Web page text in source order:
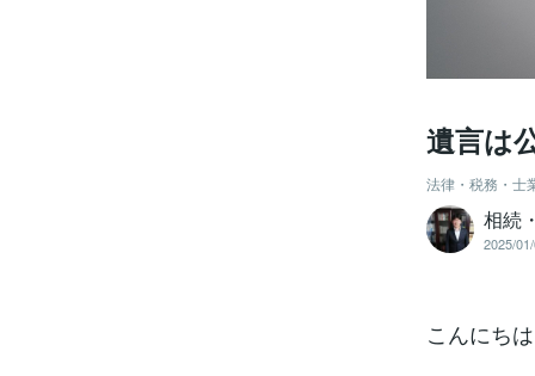
遺言は
法律・税務・士
相続
2025/
こんにち